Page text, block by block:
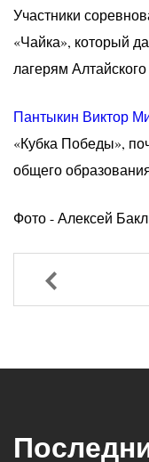
Участники
«Чайка», который
лагерям
Пантыкин Виктор
«Кубка Победы»,
общего
Фото - Алексей
Назад